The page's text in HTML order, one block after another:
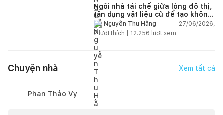
Ngôi nhà tái chế giữa lòng đô thị,
tận dụng vật liệu cũ để tạo không
gian sống linh hoạt
Nguyễn Thu Hằng
27/06/2026,
2lượt thích | 12.256 lượt xem
Chuyện nhà Xem tất cả
Phan Thảo Vy